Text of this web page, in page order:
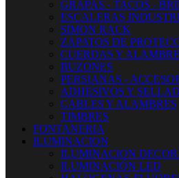
GRAPAS - TACOS -
ESCALERAS
SIMON RACK
ZAPATOS DE
CUERDAS Y
BUZONES
PERSIANAS -
ADHESIVOS Y
CABLES Y ALAMBRES
TIMBRES
FONTANERIA
ILUMINACION
ILUMINACION
ILUMINACIÓN LED